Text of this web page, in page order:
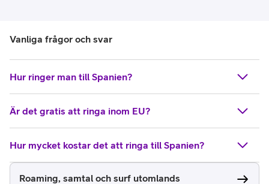
Vanliga frågor och svar
Hur ringer man till Spanien?
Är det gratis att ringa inom EU?
Hur mycket kostar det att ringa till Spanien?
Roaming, samtal och surf utomlands